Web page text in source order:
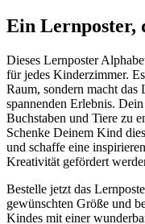
Ein Lernposter,
Dieses Lernposter
für jedes Kinderzimmer.
Raum, sondern macht das
spannenden Erlebnis.
Buchstaben und Tiere zu
Schenke Deinem Kind
und schaffe eine
Kreativität gefördert
Bestelle jetzt das
gewünschten Größe und
Kindes mit einer